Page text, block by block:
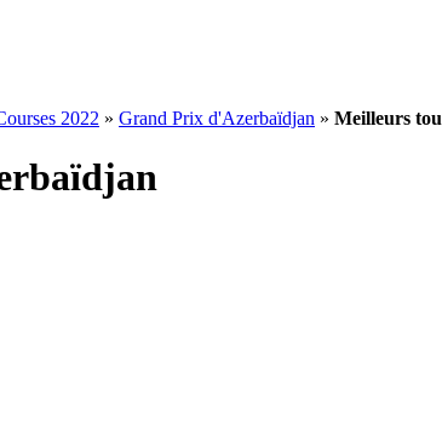
2022 » Grand Prix d'Azerbaïdjan » Meilleurs